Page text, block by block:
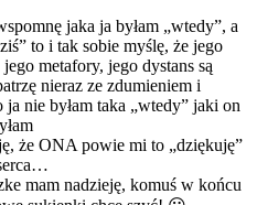
jaka ja byłam „wtedy”, a
to i tak sobie myślę, że jego
metafory, jego dystans są
nieraz ze zdumieniem i
nie byłam taka „wtedy” jaki on
że ONA powie mi to „dziękuję”
mam nadzieję, komuś w końcu